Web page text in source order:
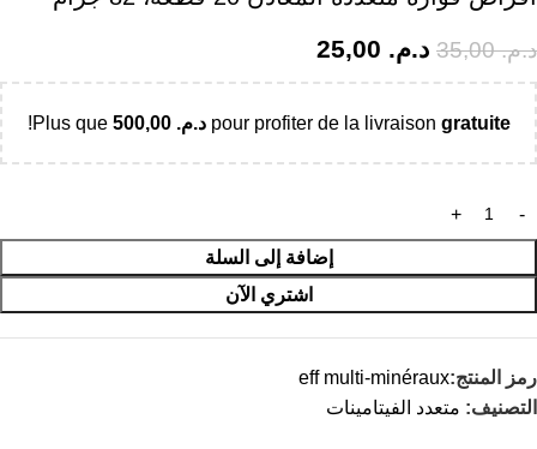
د.م.35,00 د.م.
Plus que د.م. pour profiter de la livraison gratuite
!
إضافة إلى السلة
اشتري الآن
رمز المنتج:eff multi-minéraux
التصنيف: متعدد الفيتامينات